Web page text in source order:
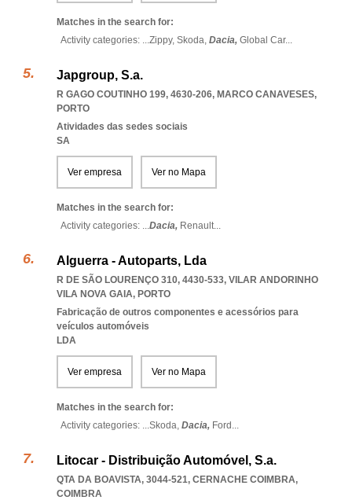
Matches in the search for:
Activity categories: ...Zippy, Skoda, Dacia, Global Car...
Japgroup, S.a.
R GAGO COUTINHO 199, 4630-206, MARCO CANAVESES,
PORTO
Atividades das sedes sociais
SA
Ver empresa Ver no Mapa
Matches in the search for:
Activity categories: ...Dacia, Renault...
Alguerra - Autoparts, Lda
R DE SÃO LOURENÇO 310, 4430-533, VILAR ANDORINHO
VILA NOVA GAIA, PORTO
Fabricação de outros componentes e acessórios para
veículos automóveis
LDA
Ver empresa Ver no Mapa
Matches in the search for:
Activity categories: ...Skoda, Dacia, Ford ...
Litocar - Distribuição Automóvel, S.a.
QTA DA BOAVISTA, 3044-521, CERNACHE COIMBRA,
COIMBRA